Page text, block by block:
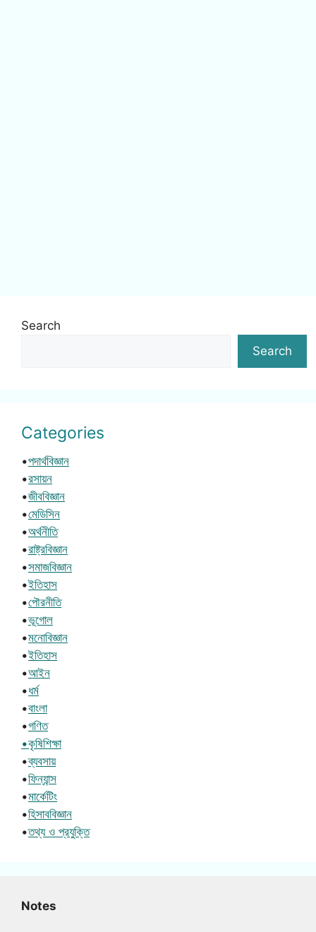
Search
Search
Categories
•পদার্থবিজ্ঞান
•রসায়ন
•জীববিজ্ঞান
•মেডিসিন
•অর্থনীতি
•রাষ্ট্রবিজ্ঞান
•সমাজবিজ্ঞান
•ইতিহাস
•পৌরনীতি
•ভূগোল
•মনোবিজ্ঞান
•ইতিহাস
•আইন
•ধর্ম
•বাংলা
•গণিত
•কৃষিশিক্ষা
•ব্যবসায়
•ফিন্যান্স
•মার্কেটিং
•হিসাববিজ্ঞান
•তথ্য ও প্রযুক্তি
Notes